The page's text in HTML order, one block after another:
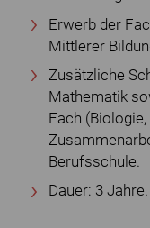
Erwerb der
Mittlerer
Zusätzliche
Mathematik
Fach
Berufsschule.
Dauer: 3 Jahre.